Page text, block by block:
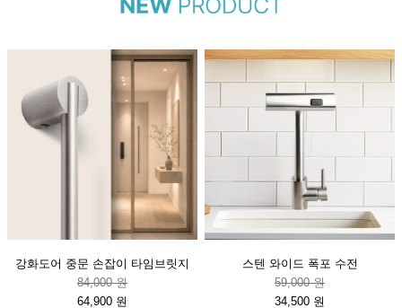
강화도어 중문 손잡이 타임브릿지
84,000 원
64,900 원
스텐 와이드 폭포 수전
59,000 원
34,500 원